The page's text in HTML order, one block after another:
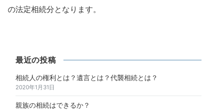
の法定相続分となります。
最近の投稿
相続人の権利とは？遺言とは？代襲相続とは？
2020年1月31日
親族の相続はできるか？